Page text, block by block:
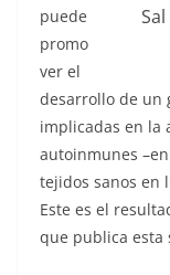
puede
promo
ver el
desarrollo de un
implicadas en la
autoinmunes
tejidos sanos en
Este es el
que publica esta